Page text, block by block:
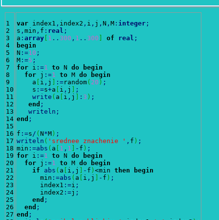
1
2
3
4
5
6
7
8
9
10
11
12
13
14
15
16
17
18
19
20
21
22
23
24
25
26
27
var index1 , index2 , i , j , N , M : integer ;
s , min , f : real ;
a : array 1 .. 300 , 1 .. 300 of real ;
begin
N : =10 ;
M : =5 ;
for i : =1 to N do
begin
for j : =1 to M do
begin
    a
i , j : =random( 20 ) ;
    s
: =s+a i , j
;
write ( a i , j : 3 ) ;
end ;
writeln ;
end ;
f : =s / ( N*M ) ;
writeln ( 'srednee znachenie ' , f ) ;
min : =abs ( a 1 , 1 - f ) ;
for i : =1 to N do
begin
for j : =1 to M do
begin
if
abs ( a i , j - f ) <min then
begin
      min
: =abs ( a i , j - f ) ;
      index1
: =i ;
      index2
: =j ;
end ;
end ;
end ;